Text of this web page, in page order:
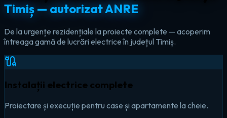
Timiș — autorizat ANRE
De la urgențe rezidențiale la proiecte complete — acoperim
întreaga gamă de lucrări electrice în județul Timiș.
Instalații electrice complete
Proiectare și execuție pentru case și apartamente la cheie.